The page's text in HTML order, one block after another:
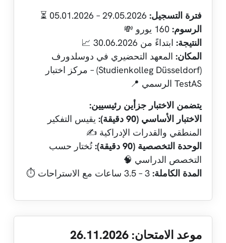
فترة التسجيل:
الرسوم:
النتيجة: ابتداءً من 30.06.2026 📈
المكان: المعهد التحضيري في دوسلدورف
(Studienkolleg Düsseldorf) – مركز اختبار
TestAS الرسمي 📍
يتضمن الاختبار جزأين رئيسيين:
الاختبار الأساسي (90 دقيقة):
يقيس التفكير
المنطقي والقدرات الإدراكية ✍️
الوحدة التخصصية (90 دقيقة):
تُختار حسب
التخصص الدراسي 🧠
المدة الكاملة:
موعد الامتحان: 26.11.2026